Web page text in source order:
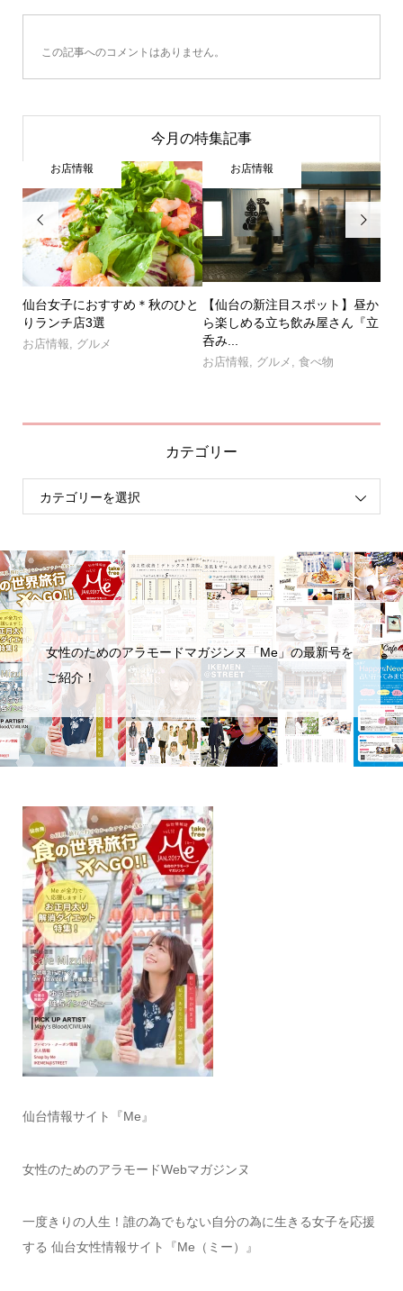
この記事へのコメントはありません。
今月の特集記事

仙台駅前「丸昌」がついに復
活！
お店情報, グルメ
お店情報
東北初上陸！MUCHA（ミュシ
ャ）が仙台パルコ2階にオープ
ン...
お店情報, ショッピング
お店情報

カテゴリー
女性のためのアラモードマガジンヌ「Me」の最新号を
ご紹介！
仙台情報サイト『Me』
女性のためのアラモードWebマガジンヌ
一度きりの人生！誰の為でもない自分の為に生きる女子を応援
する 仙台女性情報サイト『Me（ミー）』